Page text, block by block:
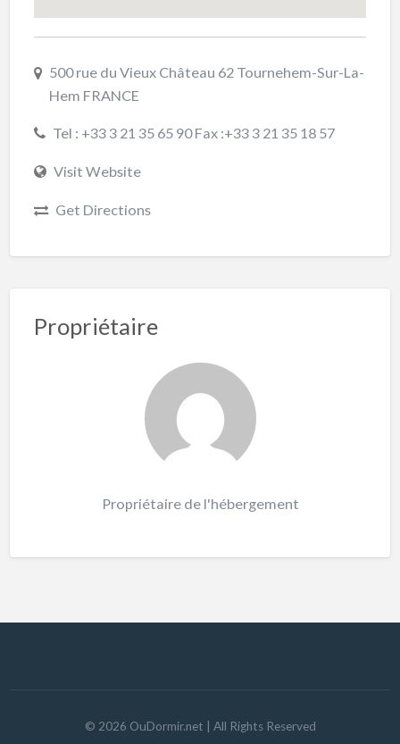
500 rue du Vieux Château 62 Tournehem-Sur-La-
Hem FRANCE
Tel : +33 3 21 35 65 90 Fax :+33 3 21 35 18 57
Visit Website
Get Directions
Propriétaire
Propriétaire de l'hébergement
© 2026 OuDormir.net | All Rights Reserved